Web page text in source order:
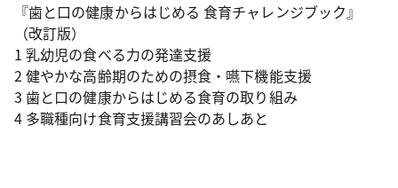
『歯と口の健康からはじめる 食育チャレンジブック』
（改訂版）
1 乳幼児の食べる力の発達支援
2 健やかな高齢期のための摂食・嚥下機能支援
3 歯と口の健康からはじめる食育の取り組み
4 多職種向け食育支援講習会のあしあと